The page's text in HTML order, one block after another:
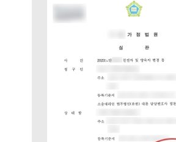
통합검색
AI대륜
업무사례
이혼 주요 업무사례
사례분석/최신동향
이혼 법률정보